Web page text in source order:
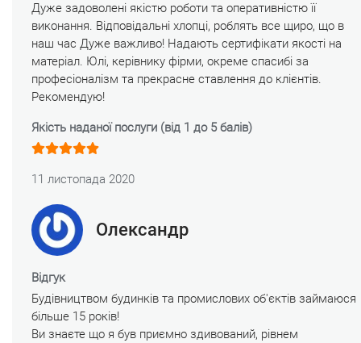
Дуже задоволені якістю роботи та оперативністю її
виконання. Відповідальні хлопці, роблять все щиро, що в
наш час Дуже важливо! Надають сертифікати якості на
матеріал. Юлі, керівнику фірми, окреме спасибі за
професіоналізм та прекрасне ставлення до клієнтів.
Рекомендую!
Якість наданої послуги (від 1 до 5 балів)
11 листопада 2020
Олександр
Відгук
Будівництвом будинків та промислових об'єктів займаюся
більше 15 років!
Ви знаєте що я був приємно здивований, рівнем